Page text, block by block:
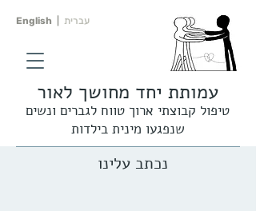
English עברית
עמותת יחד מחושך לאור
טיפול קבוצתי ארוך טווח לגברים ונשים
שנפגעו מינית בילדות
נכתב עלינו